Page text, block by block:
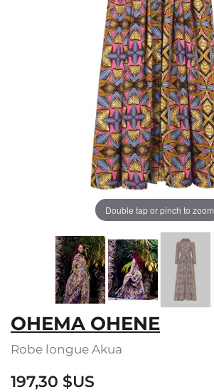
Double tap or pinch to zoom
OHEMA OHENE
Robe longue Akua
197,30 $US